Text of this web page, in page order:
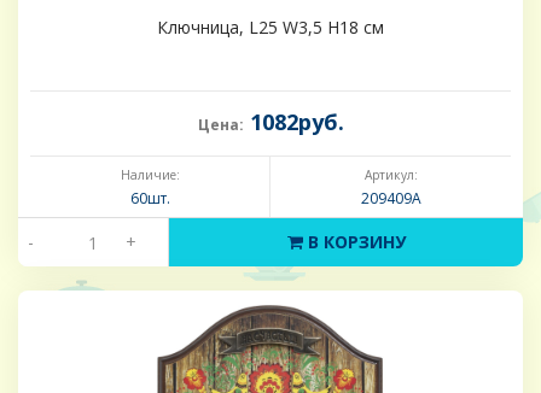
Ключница, L25 W3,5 H18 см
Цена: 1082руб.
Наличие:
60шт.
Артикул:
209409А
- + В КОРЗИНУ